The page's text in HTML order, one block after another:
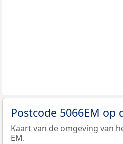
Postcode 5066EM op
Kaart van de omgeving van
EM.